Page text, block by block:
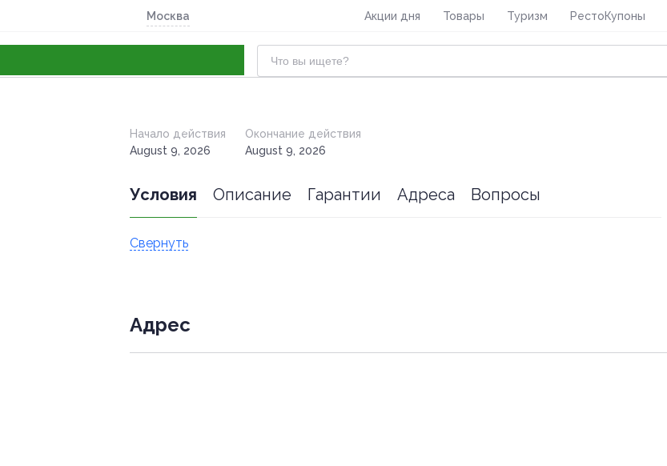
Москва Акции дня Товары Туризм РестоКупоны
- 0%
1 из 0
Начало действия
August 9, 2026
Окончание действия
August 9, 2026
Условия Описание Гарантии Адреса Вопросы
Свернуть
Адрес